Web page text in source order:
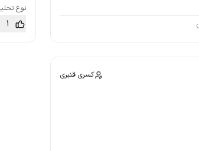
نوع
1
کسری قنبری